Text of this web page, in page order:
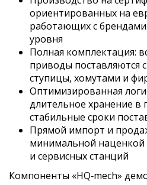
ориентированных на
работающих с
уровня
Полная комплектация:
приводы поставляются
ступицы, хомутами и
Оптимизированная
длительное хранение
стабильные сроки
Прямой импорт и
минимальной наценкой
и сервисных станций
Компоненты «HQ‑mech»